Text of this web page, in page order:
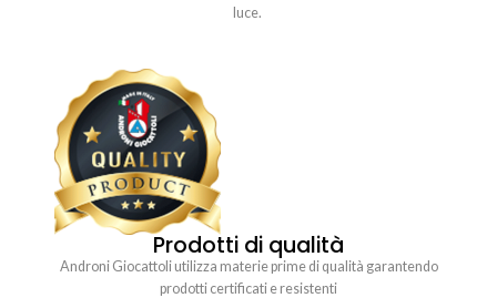
luce.
Prodotti di qualità
Androni Giocattoli utilizza materie prime di qualità garantendo
prodotti certificati e resistenti